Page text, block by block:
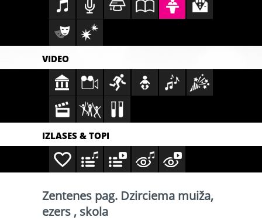
VIDEO
IZLASES & TOPI
Zentenes pag. Dzirciema muiža,
ezers , skola